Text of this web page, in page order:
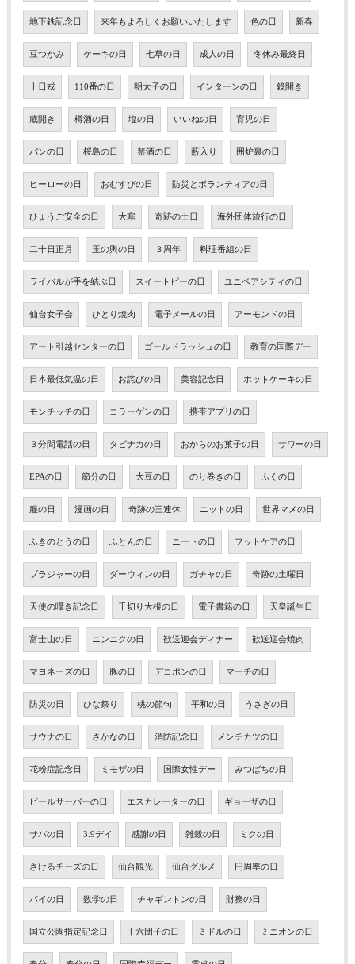
地下鉄記念日 来年もよろしくお願いいたします 色の日 新春
豆つかみ ケーキの日 七草の日 成人の日 冬休み最終日
十日戎 110番の日 明太子の日 インターンの日 鏡開き
蔵開き 樽酒の日 塩の日 いいねの日 育児の日
パンの日 桜島の日 禁酒の日 藪入り 囲炉裏の日
ヒーローの日 おむすびの日 防災とボランティアの日
ひょうご安全の日 大寒 奇跡の土日 海外団体旅行の日
二十日正月 玉の輿の日 ３周年 料理番組の日
ライバルが手を結ぶ日 スイートピーの日 ユニベアシティの日
仙台女子会 ひとり焼肉 電子メールの日 アーモンドの日
アート引越センターの日 ゴールドラッシュの日 教育の国際デー
日本最低気温の日 お詫びの日 美容記念日 ホットケーキの日
モンチッチの日 コラーゲンの日 携帯アプリの日
３分間電話の日 タビナカの日 おからのお菓子の日 サワーの日
EPAの日 節分の日 大豆の日 のり巻きの日 ふくの日
服の日 漫画の日 奇跡の三連休 ニットの日 世界マメの日
ふきのとうの日 ふとんの日 ニートの日 フットケアの日
ブラジャーの日 ダーウィンの日 ガチャの日 奇跡の土曜日
天使の囁き記念日 千切り大根の日 電子書籍の日 天皇誕生日
富士山の日 ニンニクの日 歓送迎会ディナー 歓送迎会焼肉
マヨネーズの日 豚の日 デコポンの日 マーチの日
防災の日 ひな祭り 桃の節句 平和の日 うさぎの日
サウナの日 さかなの日 消防記念日 メンチカツの日
花粉症記念日 ミモザの日 国際女性デー みつばちの日
ビールサーバーの日 エスカレーターの日 ギョーザの日
サバの日 3.9デイ 感謝の日 雑穀の日 ミクの日
さけるチーズの日 仙台観光 仙台グルメ 円周率の日
パイの日 数学の日 チャギントンの日 財務の日
国立公園指定記念日 十六団子の日 ミドルの日 ミニオンの日